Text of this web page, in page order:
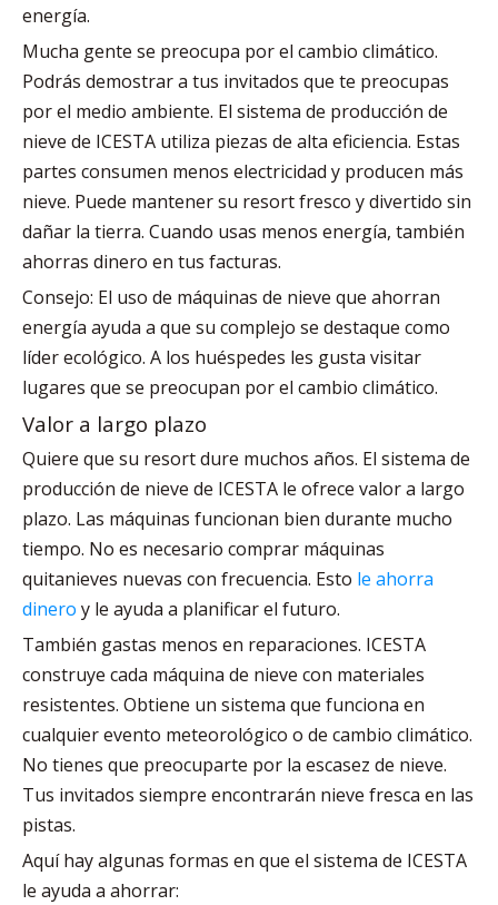
energía.
Mucha gente se preocupa por el cambio climático.
Podrás demostrar a tus invitados que te preocupas
por el medio ambiente. El sistema de producción de
nieve de ICESTA utiliza piezas de alta eficiencia. Estas
partes consumen menos electricidad y producen más
nieve. Puede mantener su resort fresco y divertido sin
dañar la tierra. Cuando usas menos energía, también
ahorras dinero en tus facturas.
Consejo: El uso de máquinas de nieve que ahorran
energía ayuda a que su complejo se destaque como
líder ecológico. A los huéspedes les gusta visitar
lugares que se preocupan por el cambio climático.
Valor a largo plazo
Quiere que su resort dure muchos años. El sistema de
producción de nieve de ICESTA le ofrece valor a largo
plazo. Las máquinas funcionan bien durante mucho
tiempo. No es necesario comprar máquinas
quitanieves nuevas con frecuencia. Esto le ahorra
dinero y le ayuda a planificar el futuro.
También gastas menos en reparaciones. ICESTA
construye cada máquina de nieve con materiales
resistentes. Obtiene un sistema que funciona en
cualquier evento meteorológico o de cambio climático.
No tienes que preocuparte por la escasez de nieve.
Tus invitados siempre encontrarán nieve fresca en las
pistas.
Aquí hay algunas formas en que el sistema de ICESTA
le ayuda a ahorrar: